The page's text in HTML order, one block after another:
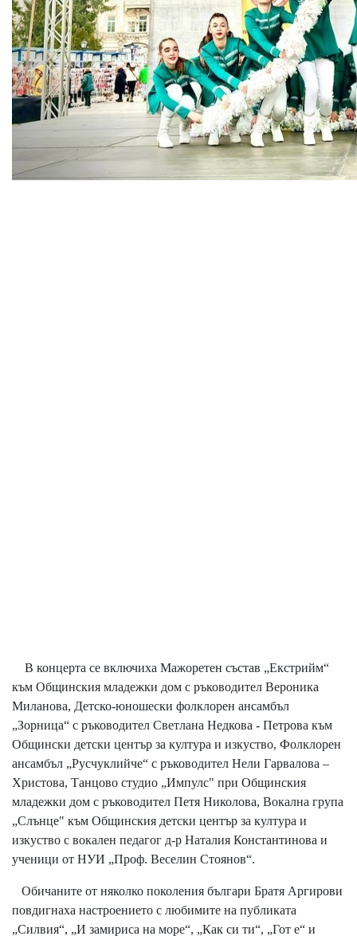
В концерта се включиха Мажоретен състав „Екстрийм“
към Общинския младежки дом с ръководител Вероника
Миланова, Детско-юношески фолклорен ансамбъл
„Зорница“ с ръководител Светлана Недкова - Петрова към
Общински детски център за култура и изкуство, Фолклорен
ансамбъл „Русчуклийче“ с ръководител Нели Гарвалова –
Христова, Танцово студио „Импулс" при Общинския
младежки дом с ръководител Петя Николова, Вокална група
„Слънце" към Общинския детски център за култура и
изкуство с вокален педагог д-р Наталия Константинова и
ученици от НУИ „Проф. Веселин Стоянов“.
Обичаните от няколко поколения българи Братя Аргирови
повдигнаха настроението с любимите на публиката
„Силвия“, „И замириса на море“, „Как си ти“, „Гот е“ и